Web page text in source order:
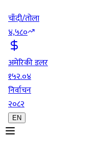
चाँदी/तोला
४,५८०
अमेरिकी डलर
१५२.०४
निर्वाचन
२०८२
EN